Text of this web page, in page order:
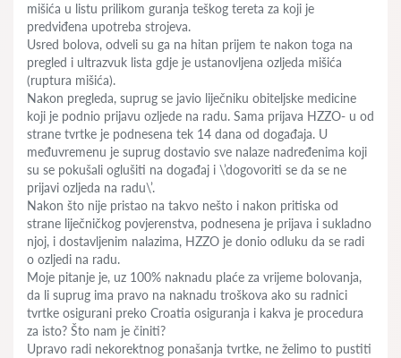
mišića u listu prilikom guranja teškog tereta za koji je
predviđena upotreba strojeva.
Usred bolova, odveli su ga na hitan prijem te nakon toga na
pregled i ultrazvuk lista gdje je ustanovljena ozljeda mišića
(ruptura mišića).
Nakon pregleda, suprug se javio liječniku obiteljske medicine
koji je podnio prijavu ozljede na radu. Sama prijava HZZO- u od
strane tvrtke je podnesena tek 14 dana od događaja. U
međuvremenu je suprug dostavio sve nalaze nadređenima koji
su se pokušali oglušiti na događaj i \’dogovoriti se da se ne
prijavi ozljeda na radu\’.
Nakon što nije pristao na takvo nešto i nakon pritiska od
strane liječničkog povjerenstva, podnesena je prijava i sukladno
njoj, i dostavljenim nalazima, HZZO je donio odluku da se radi
o ozljedi na radu.
Moje pitanje je, uz 100% naknadu plaće za vrijeme bolovanja,
da li suprug ima pravo na naknadu troškova ako su radnici
tvrtke osigurani preko Croatia osiguranja i kakva je procedura
za isto? Što nam je činiti?
Upravo radi nekorektnog ponašanja tvrtke, ne želimo to pustiti